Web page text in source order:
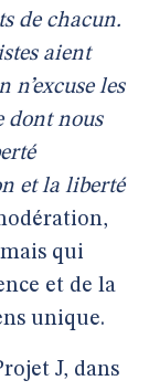
de chacun.
aient
n’excuse les
dont nous
et la liberté
qui
et de la
unique.
J, dans